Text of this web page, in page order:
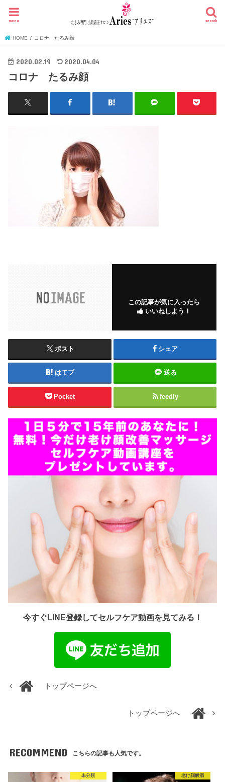
search
menu
HOME コロナ たるみ顔
2020.02.19 2020.04.04
コロナ たるみ顔
この記事が気に入ったら
いいねしよう！
ポスト シェア
はてブ 送る
Pocket feedly
今すぐLINE登録してセルフケア動画を見てみる！
トップページへ
トップページへ
RECOMMEND こちらの記事も人気です。
未分類 老け顔解消